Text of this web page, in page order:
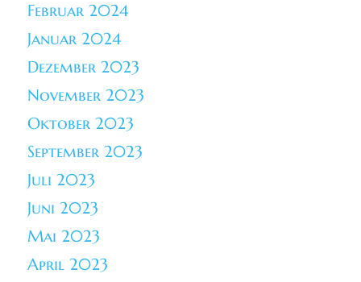
Februar 2024
Januar 2024
Dezember 2023
November 2023
Oktober 2023
September 2023
Juli 2023
Juni 2023
Mai 2023
April 2023